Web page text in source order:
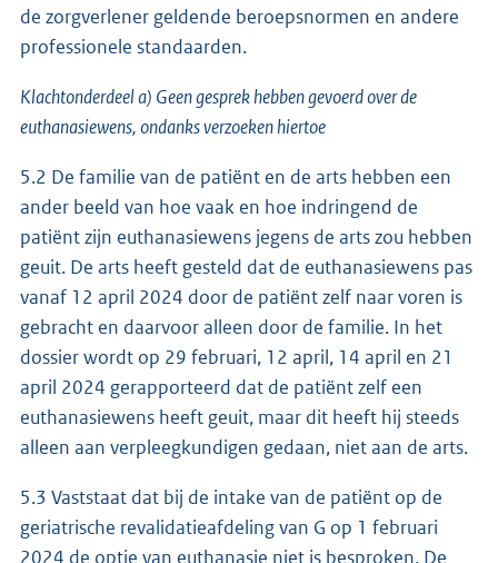
de zorgverlener geldende beroepsnormen en andere
professionele standaarden.
Klachtonderdeel a) Geen gesprek hebben gevoerd over de
euthanasiewens, ondanks verzoeken hiertoe
5.2 De familie van de patiënt en de arts hebben een
ander beeld van hoe vaak en hoe indringend de
patiënt zijn euthanasiewens jegens de arts zou hebben
geuit. De arts heeft gesteld dat de euthanasiewens pas
vanaf 12 april 2024 door de patiënt zelf naar voren is
gebracht en daarvoor alleen door de familie. In het
dossier wordt op 29 februari, 12 april, 14 april en 21
april 2024 gerapporteerd dat de patiënt zelf een
euthanasiewens heeft geuit, maar dit heeft hij steeds
alleen aan verpleegkundigen gedaan, niet aan de arts.
5.3 Vaststaat dat bij de intake van de patiënt op de
geriatrische revalidatieafdeling van G op 1 februari
2024 de optie van euthanasie niet is besproken. De